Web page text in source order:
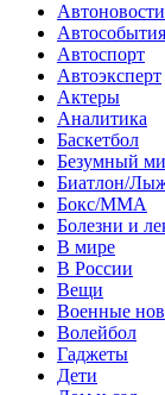
Автоновости
Автособытия
Автоспорт
Автоэксперт
Актеры
Аналитика
Баскетбол
Безумный
Биатлон/
Бокс/MMA
Болезни и
В мире
В России
Вещи
Военные
Волейбол
Гаджеты
Дети